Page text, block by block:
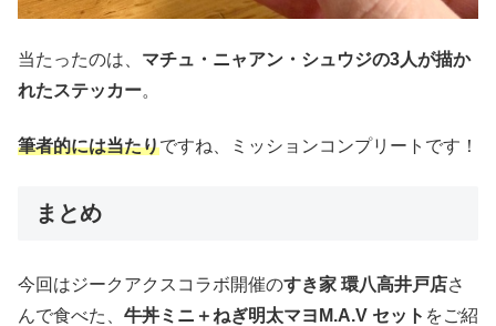
当たったのは、 マチュ・ニャアン・シュウジの3人が描か
れたステッカー。
筆者的には当たりですね、ミッションコンプリートです！
まとめ
今回はジークアクスコラボ開催のすき家 環八高井戸店さ
んで食べた、 牛丼ミニ＋ねぎ明太マヨM.A.V セット をご紹